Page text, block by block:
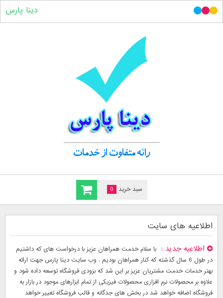
سبد خرید 0
دینا پارس
اطلاعیه های سایت
اطلاعیه جدید
با سلام خدمت همراهان عزیز با درخواست های که داشتیم
در طول 6 سال گذشته که کنار همراهان بودیم . وب سایت دینا پارس جهت ارائه
بهتر خدمات خدمت مشتریان عزیز بر این شد که بزودی فروشگاه توسعه داده شود و
علاوه بر محصولات نرم افزاری محصولات فیزیکی از تمام ابزارهای موجود در بازار به
فروشگاه اضافه خواهد شد در بخش های جدگانه و قالب فروشگاه تغییر خواهد